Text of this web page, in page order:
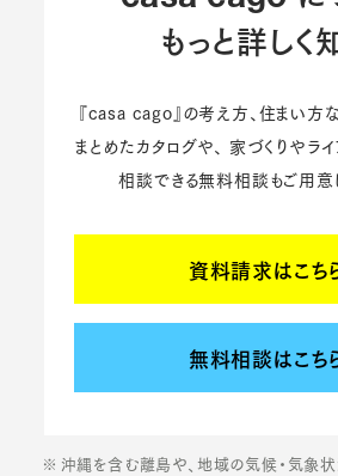
もっと詳しく
『casa cago』の考え方、住まい方
まとめたカタログや、 家づくりやラ
相談できる無料相談もご用意
資料請求はこち
無料相談はこち
沖縄を含む離島や、地域の気候・気象